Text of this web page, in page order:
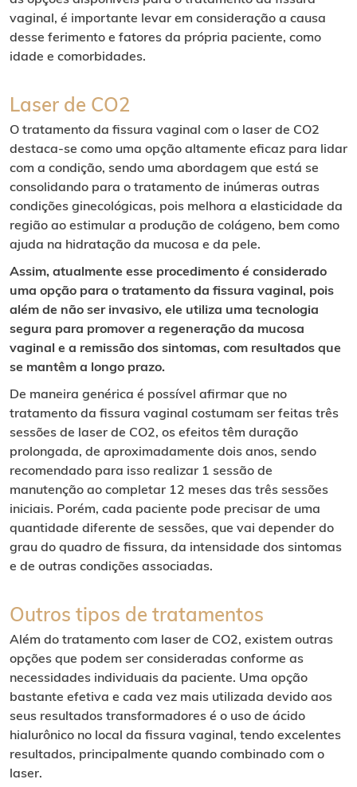
vaginal, é importante levar em consideração a causa
desse ferimento e fatores da própria paciente, como
idade e comorbidades.
Laser de CO2
O tratamento da fissura vaginal com o laser de CO2
destaca-se como uma opção altamente eficaz para lidar
com a condição, sendo uma abordagem que está se
consolidando para o tratamento de inúmeras outras
condições ginecológicas, pois melhora a elasticidade da
região ao estimular a produção de colágeno, bem como
ajuda na hidratação da mucosa e da pele.
Assim, atualmente esse procedimento é considerado
uma opção para o tratamento da fissura vaginal, pois
além de não ser invasivo, ele utiliza uma tecnologia
segura para promover a regeneração da mucosa
vaginal e a remissão dos sintomas, com resultados que
se mantêm a longo prazo.
De maneira genérica é possível afirmar que no
tratamento da fissura vaginal costumam ser feitas três
sessões de laser de CO2, os efeitos têm duração
prolongada, de aproximadamente dois anos, sendo
recomendado para isso realizar 1 sessão de
manutenção ao completar 12 meses das três sessões
iniciais. Porém, cada paciente pode precisar de uma
quantidade diferente de sessões, que vai depender do
grau do quadro de fissura, da intensidade dos sintomas
e de outras condições associadas.
Outros tipos de tratamentos
Além do tratamento com laser de CO2, existem outras
opções que podem ser consideradas conforme as
necessidades individuais da paciente. Uma opção
bastante efetiva e cada vez mais utilizada devido aos
seus resultados transformadores é o uso de ácido
hialurônico no local da fissura vaginal, tendo excelentes
resultados, principalmente quando combinado com o
laser.